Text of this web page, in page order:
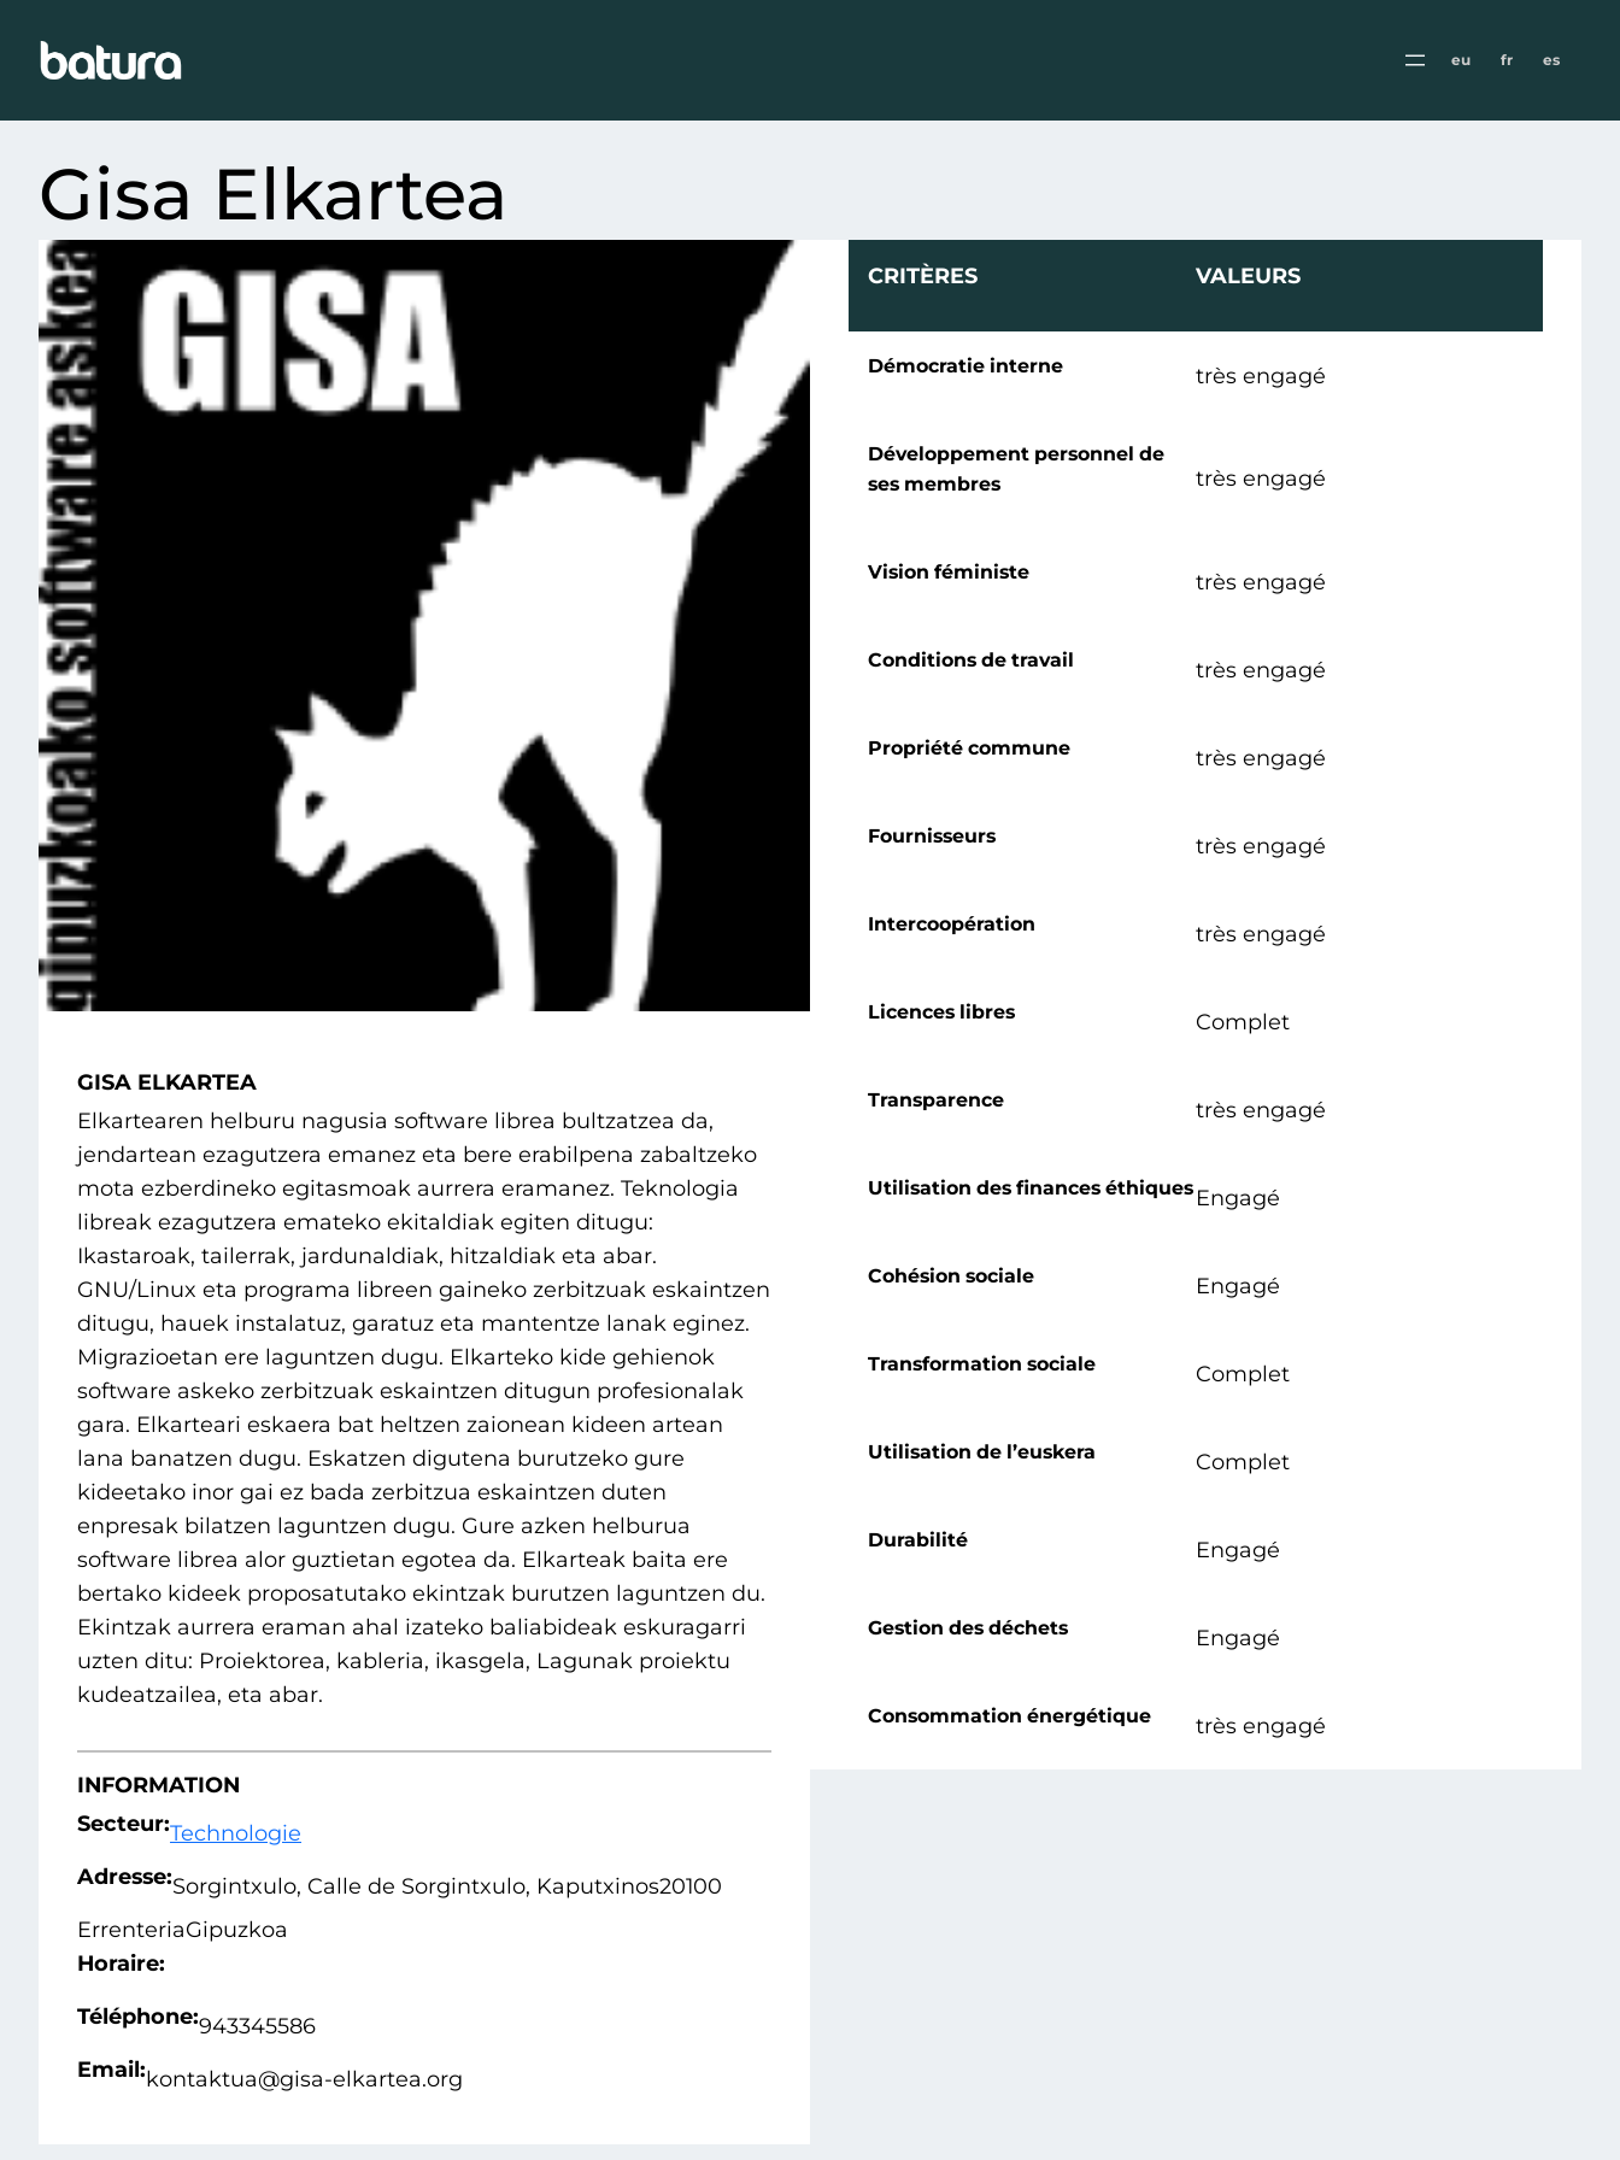
eu fr es
Gisa Elkartea
GISA ELKARTEA
Elkartearen helburu nagusia software librea bultzatzea da,
jendartean ezagutzera emanez eta bere erabilpena zabaltzeko
mota ezberdineko egitasmoak aurrera eramanez. Teknologia
libreak ezagutzera emateko ekitaldiak egiten ditugu:
Ikastaroak, tailerrak, jardunaldiak, hitzaldiak eta abar.
GNU/Linux eta programa libreen gaineko zerbitzuak eskaintzen
ditugu, hauek instalatuz, garatuz eta mantentze lanak eginez.
Migrazioetan ere laguntzen dugu. Elkarteko kide gehienok
software askeko zerbitzuak eskaintzen ditugun profesionalak
gara. Elkarteari eskaera bat heltzen zaionean kideen artean
lana banatzen dugu. Eskatzen digutena burutzeko gure
kideetako inor gai ez bada zerbitzua eskaintzen duten
enpresak bilatzen laguntzen dugu. Gure azken helburua
software librea alor guztietan egotea da. Elkarteak baita ere
bertako kideek proposatutako ekintzak burutzen laguntzen du.
Ekintzak aurrera eraman ahal izateko baliabideak eskuragarri
uzten ditu: Proiektorea, kableria, ikasgela, Lagunak proiektu
kudeatzailea, eta abar.
INFORMATION
Secteur:Technologie
Adresse:Sorgintxulo, Calle de Sorgintxulo, Kaputxinos20100
ErrenteriaGipuzkoa
Horaire:
Téléphone:943345586
Email:kontaktua@gisa-elkartea.org
CRITÈRES VALEURS
Démocratie interne très engagé
Développement personnel de
ses membres
très engagé
Vision féministe très engagé
Conditions de travail très engagé
Propriété commune très engagé
Fournisseurs très engagé
Intercoopération très engagé
Licences libres Complet
Transparence très engagé
Utilisation des finances éthiques Engagé
Cohésion sociale Engagé
Transformation sociale Complet
Utilisation de l’euskera Complet
Durabilité Engagé
Gestion des déchets Engagé
Consommation énergétique très engagé